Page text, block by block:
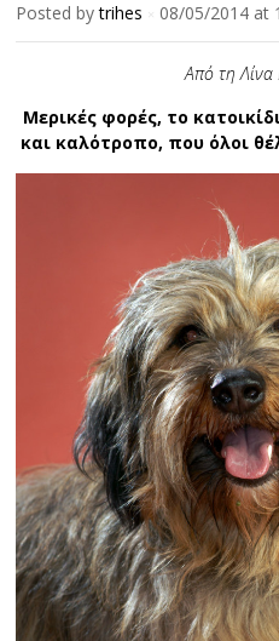
Posted bytrihes 08/05/2014 at
Από τη Λίνα
Mερικές φορές, το
και καλότροπο, που όλοι